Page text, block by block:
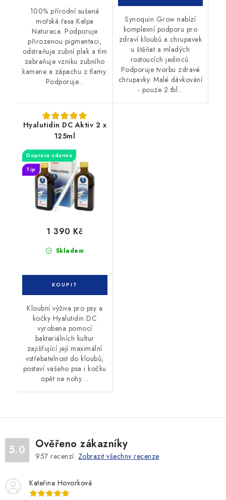
100% přírodní sušená
mořská řasa Kelpa
Natureca. Podporuje
přirozenou pigmentaci,
odstraňuje zubní plak a tím
zabraňuje vzniku zubního
kamene a zápachu z tlamy.
Podporuje...
Synoquin Grow nabízí
komplexní podporu pro
zdraví kloubů a chrupavek
u štěňat a mladých
rostoucích jedinců.
Podporuje tvorbu zdravé
chrupavky. Malé dávkování
- pouze 2 tbl...
Hyalutidin DC Aktiv 2 x
125ml
Doprava zdarma
Tip
Skladem
1 390 Kč
Kloubní výživa pro psy a
kočky Hyalutidin DC
vyrobena pomocí
bakteriálních kultur
zajišťující její maximální
vstřebatelnost do kloubů,
postaví vašeho psa i kočku
opět na nohy....
5.0 Ověřeno zákazníky
957 recenzí. Zobrazit všechny recenze
Kateřina Hovorková